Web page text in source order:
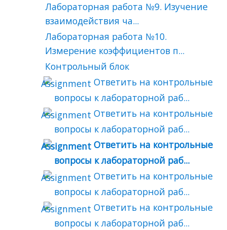
Лабораторная работа №9. Изучение
взаимодействия ча...
Лабораторная работа №10.
Измерение коэффициентов п...
Контрольный блок
Ответить на контрольные
вопросы к лабораторной раб...
Ответить на контрольные
вопросы к лабораторной раб...
Ответить на контрольные
вопросы к лабораторной раб...
Ответить на контрольные
вопросы к лабораторной раб...
Ответить на контрольные
вопросы к лабораторной раб...